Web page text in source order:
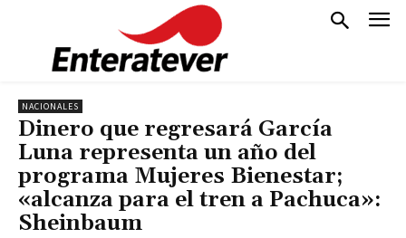
NACIONALES
Dinero que regresará García
Luna representa un año del
programa Mujeres Bienestar;
«alcanza para el tren a Pachuca»:
Sheinbaum